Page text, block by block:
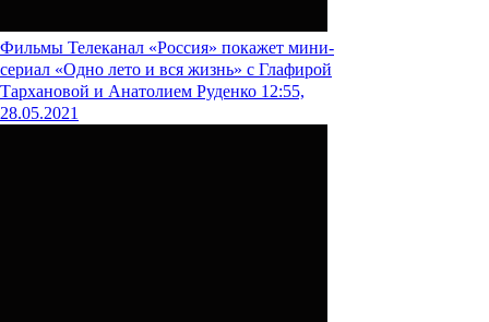
Фильмы Телеканал «Россия» покажет мини-
сериал «Одно лето и вся жизнь» с Глафирой
Тархановой и Анатолием Руденко 12:55,
28.05.2021